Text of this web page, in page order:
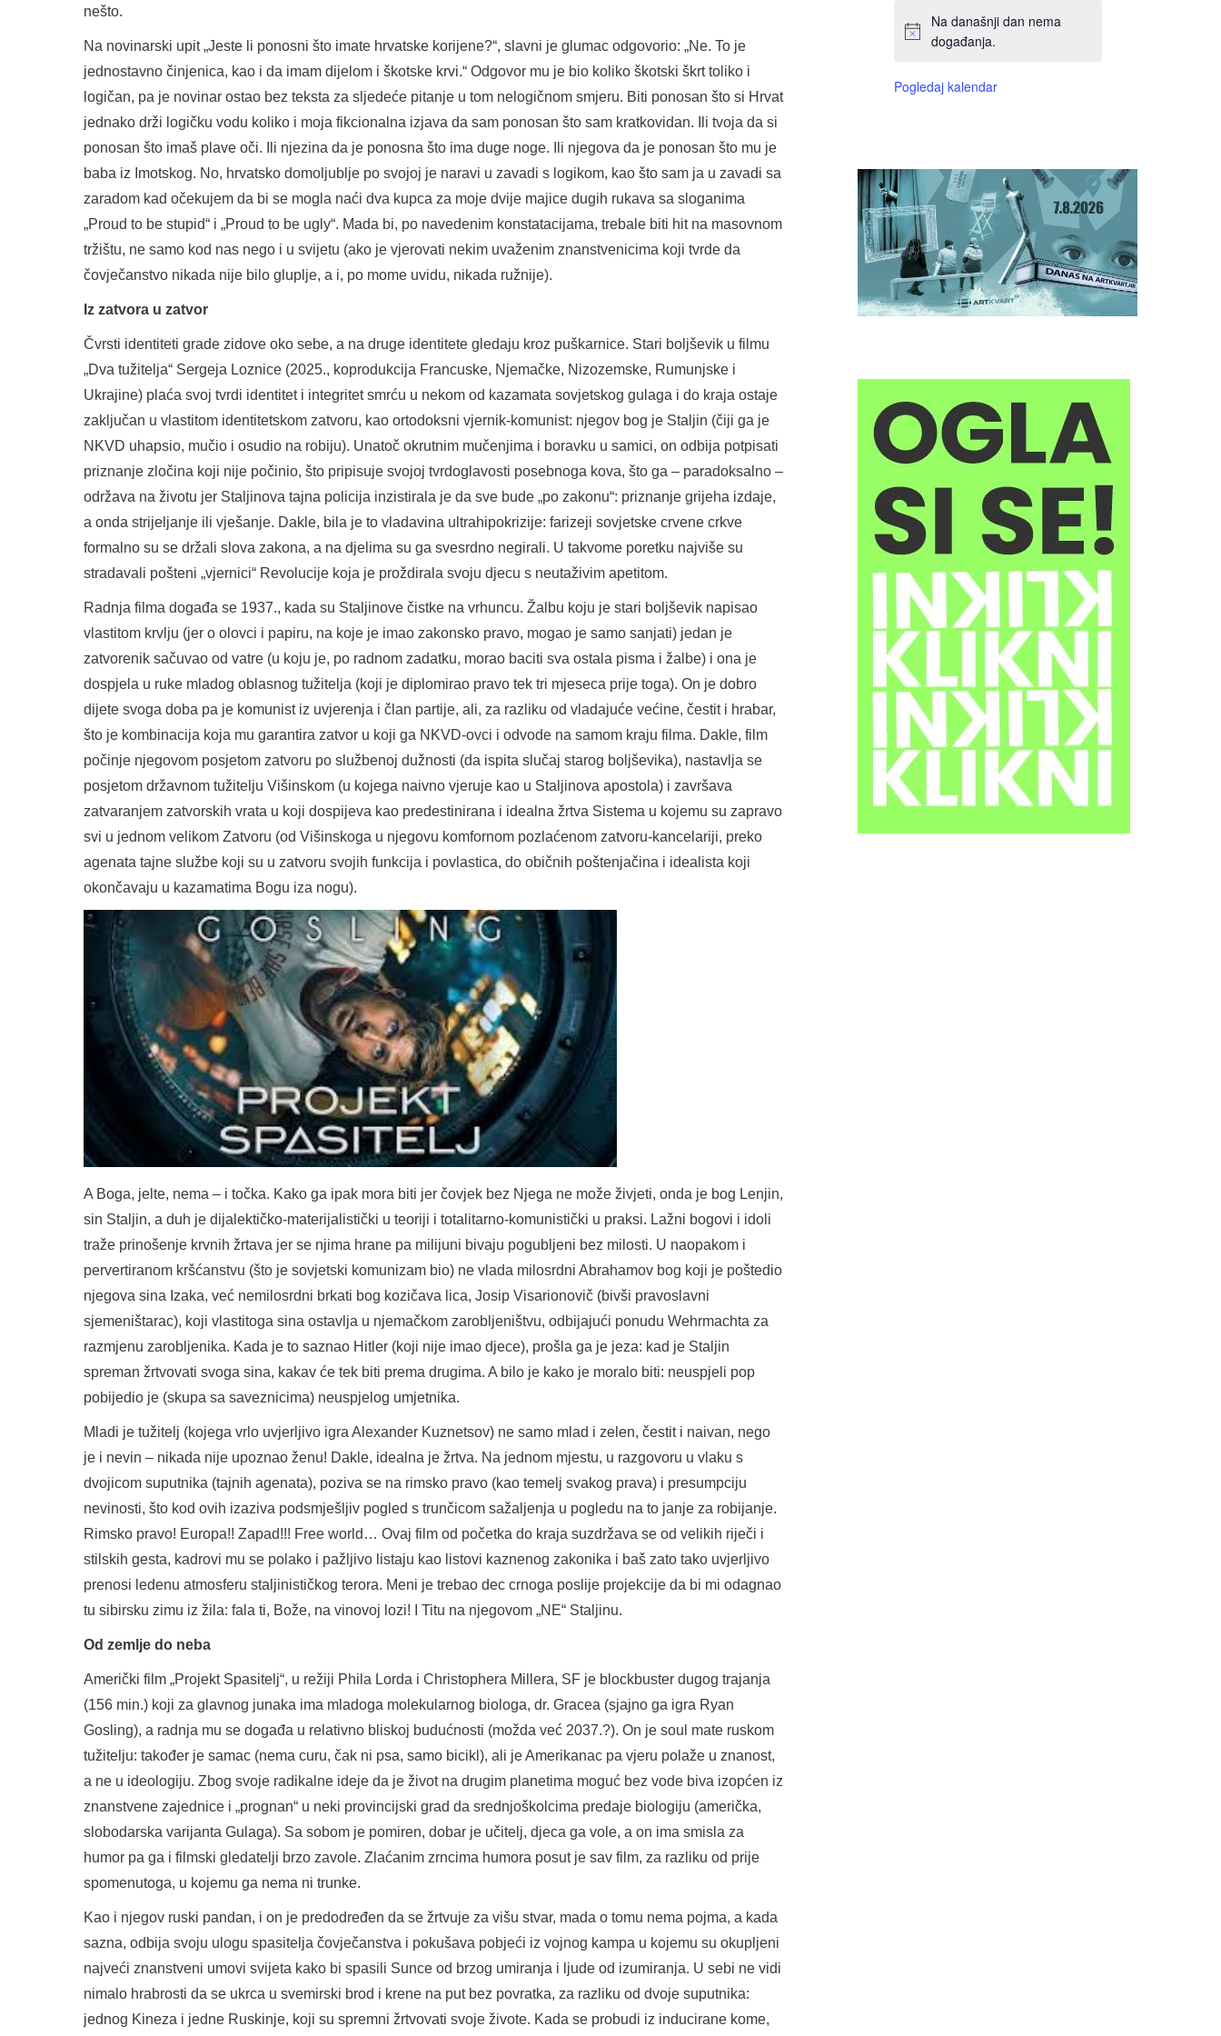
nešto.
Na novinarski upit „Jeste li ponosni što imate hrvatske korijene?“, slavni je glumac odgovorio: „Ne. To je
jednostavno činjenica, kao i da imam dijelom i škotske krvi.“ Odgovor mu je bio koliko škotski škrt toliko i
logičan, pa je novinar ostao bez teksta za sljedeće pitanje u tom nelogičnom smjeru. Biti ponosan što si Hrvat
jednako drži logičku vodu koliko i moja fikcionalna izjava da sam ponosan što sam kratkovidan. Ili tvoja da si
ponosan što imaš plave oči. Ili njezina da je ponosna što ima duge noge. Ili njegova da je ponosan što mu je
baba iz Imotskog. No, hrvatsko domoljublje po svojoj je naravi u zavadi s logikom, kao što sam ja u zavadi sa
zaradom kad očekujem da bi se mogla naći dva kupca za moje dvije majice dugih rukava sa sloganima
„Proud to be stupid“ i „Proud to be ugly“. Mada bi, po navedenim konstatacijama, trebale biti hit na masovnom
tržištu, ne samo kod nas nego i u svijetu (ako je vjerovati nekim uvaženim znanstvenicima koji tvrde da
čovječanstvo nikada nije bilo gluplje, a i, po mome uvidu, nikada ružnije).
Iz zatvora u zatvor
Čvrsti identiteti grade zidove oko sebe, a na druge identitete gledaju kroz puškarnice. Stari boljševik u filmu
„Dva tužitelja“ Sergeja Loznice (2025., koprodukcija Francuske, Njemačke, Nizozemske, Rumunjske i
Ukrajine) plaća svoj tvrdi identitet i integritet smrću u nekom od kazamata sovjetskog gulaga i do kraja ostaje
zaključan u vlastitom identitetskom zatvoru, kao ortodoksni vjernik-komunist: njegov bog je Staljin (čiji ga je
NKVD uhapsio, mučio i osudio na robiju). Unatoč okrutnim mučenjima i boravku u samici, on odbija potpisati
priznanje zločina koji nije počinio, što pripisuje svojoj tvrdoglavosti posebnoga kova, što ga – paradoksalno –
održava na životu jer Staljinova tajna policija inzistirala je da sve bude „po zakonu“: priznanje grijeha izdaje,
a onda strijeljanje ili vješanje. Dakle, bila je to vladavina ultrahipokrizije: farizeji sovjetske crvene crkve
formalno su se držali slova zakona, a na djelima su ga svesrdno negirali. U takvome poretku najviše su
stradavali pošteni „vjernici“ Revolucije koja je proždirala svoju djecu s neutaživim apetitom.
Radnja filma događa se 1937., kada su Staljinove čistke na vrhuncu. Žalbu koju je stari boljševik napisao
vlastitom krvlju (jer o olovci i papiru, na koje je imao zakonsko pravo, mogao je samo sanjati) jedan je
zatvorenik sačuvao od vatre (u koju je, po radnom zadatku, morao baciti sva ostala pisma i žalbe) i ona je
dospjela u ruke mladog oblasnog tužitelja (koji je diplomirao pravo tek tri mjeseca prije toga). On je dobro
dijete svoga doba pa je komunist iz uvjerenja i član partije, ali, za razliku od vladajuće većine, čestit i hrabar,
što je kombinacija koja mu garantira zatvor u koji ga NKVD-ovci i odvode na samom kraju filma. Dakle, film
počinje njegovom posjetom zatvoru po službenoj dužnosti (da ispita slučaj starog boljševika), nastavlja se
posjetom državnom tužitelju Višinskom (u kojega naivno vjeruje kao u Staljinova apostola) i završava
zatvaranjem zatvorskih vrata u koji dospijeva kao predestinirana i idealna žrtva Sistema u kojemu su zapravo
svi u jednom velikom Zatvoru (od Višinskoga u njegovu komfornom pozlaćenom zatvoru-kancelariji, preko
agenata tajne službe koji su u zatvoru svojih funkcija i povlastica, do običnih poštenjačina i idealista koji
okončavaju u kazamatima Bogu iza nogu).
A Boga, jelte, nema – i točka. Kako ga ipak mora biti jer čovjek bez Njega ne može živjeti, onda je bog Lenjin,
sin Staljin, a duh je dijalektičko-materijalistički u teoriji i totalitarno-komunistički u praksi. Lažni bogovi i idoli
traže prinošenje krvnih žrtava jer se njima hrane pa milijuni bivaju pogubljeni bez milosti. U naopakom i
pervertiranom kršćanstvu (što je sovjetski komunizam bio) ne vlada milosrdni Abrahamov bog koji je poštedio
njegova sina Izaka, već nemilosrdni brkati bog kozičava lica, Josip Visarionovič (bivši pravoslavni
sjemeništarac), koji vlastitoga sina ostavlja u njemačkom zarobljeništvu, odbijajući ponudu Wehrmachta za
razmjenu zarobljenika. Kada je to saznao Hitler (koji nije imao djece), prošla ga je jeza: kad je Staljin
spreman žrtvovati svoga sina, kakav će tek biti prema drugima. A bilo je kako je moralo biti: neuspjeli pop
pobijedio je (skupa sa saveznicima) neuspjelog umjetnika.
Mladi je tužitelj (kojega vrlo uvjerljivo igra Alexander Kuznetsov) ne samo mlad i zelen, čestit i naivan, nego
je i nevin – nikada nije upoznao ženu! Dakle, idealna je žrtva. Na jednom mjestu, u razgovoru u vlaku s
dvojicom suputnika (tajnih agenata), poziva se na rimsko pravo (kao temelj svakog prava) i presumpciju
nevinosti, što kod ovih izaziva podsmješljiv pogled s trunčicom sažaljenja u pogledu na to janje za robijanje.
Rimsko pravo! Europa!! Zapad!!! Free world… Ovaj film od početka do kraja suzdržava se od velikih riječi i
stilskih gesta, kadrovi mu se polako i pažljivo listaju kao listovi kaznenog zakonika i baš zato tako uvjerljivo
prenosi ledenu atmosferu staljinističkog terora. Meni je trebao dec crnoga poslije projekcije da bi mi odagnao
tu sibirsku zimu iz žila: fala ti, Bože, na vinovoj lozi! I Titu na njegovom „NE“ Staljinu.
Od zemlje do neba
Američki film „Projekt Spasitelj“, u režiji Phila Lorda i Christophera Millera, SF je blockbuster dugog trajanja
(156 min.) koji za glavnog junaka ima mladoga molekularnog biologa, dr. Gracea (sjajno ga igra Ryan
Gosling), a radnja mu se događa u relativno bliskoj budućnosti (možda već 2037.?). On je soul mate ruskom
tužitelju: također je samac (nema curu, čak ni psa, samo bicikl), ali je Amerikanac pa vjeru polaže u znanost,
a ne u ideologiju. Zbog svoje radikalne ideje da je život na drugim planetima moguć bez vode biva izopćen iz
znanstvene zajednice i „prognan“ u neki provincijski grad da srednjoškolcima predaje biologiju (američka,
slobodarska varijanta Gulaga). Sa sobom je pomiren, dobar je učitelj, djeca ga vole, a on ima smisla za
humor pa ga i filmski gledatelji brzo zavole. Zlaćanim zrncima humora posut je sav film, za razliku od prije
spomenutoga, u kojemu ga nema ni trunke.
Kao i njegov ruski pandan, i on je predodređen da se žrtvuje za višu stvar, mada o tomu nema pojma, a kada
sazna, odbija svoju ulogu spasitelja čovječanstva i pokušava pobjeći iz vojnog kampa u kojemu su okupljeni
najveći znanstveni umovi svijeta kako bi spasili Sunce od brzog umiranja i ljude od izumiranja. U sebi ne vidi
nimalo hrabrosti da se ukrca u svemirski brod i krene na put bez povratka, za razliku od dvoje suputnika:
jednog Kineza i jedne Ruskinje, koji su spremni žrtvovati svoje živote. Kada se probudi iz inducirane kome,
Na današnji dan nema
događanja.
Pogledaj kalendar